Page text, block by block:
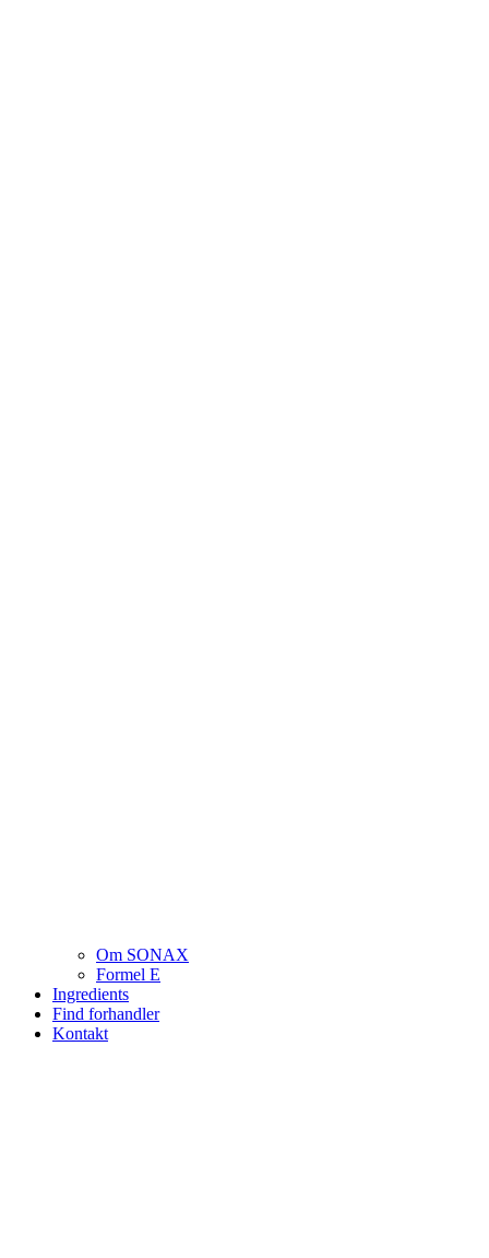
Om SONAX
Formel E
Ingredients
Find forhandler
Kontakt